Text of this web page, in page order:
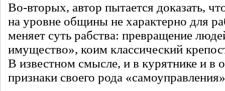
Во-вторых, автор пытается доказать,
на уровне общины не характерно для
меняет суть рабства: превращение
имущество», коим классический
В известном смысле, и в курятнике и в
признаки своего рода